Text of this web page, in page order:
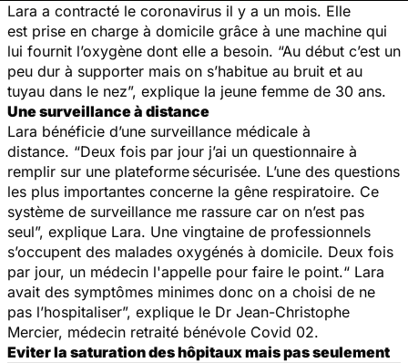
Lara a contracté le coronavirus il y a un mois. Elle
est prise en charge à domicile grâce à une machine qui
lui fournit l’oxygène dont elle a besoin. “Au début c’est un
peu dur à supporter mais on s’habitue au bruit et au
tuyau dans le nez”, explique la jeune femme de 30 ans.
Une surveillance à distance
Lara bénéficie d’une surveillance médicale à
distance. “Deux fois par jour j’ai un questionnaire à
remplir sur une plateforme sécurisée. L’une des questions
les plus importantes concerne la gêne respiratoire. Ce
système de surveillance me rassure car on n’est pas
seul”, explique Lara. Une vingtaine de professionnels
s’occupent des malades oxygénés à domicile. Deux fois
par jour, un médecin l'appelle pour faire le point.“ Lara
avait des symptômes minimes donc on a choisi de ne
pas l’hospitaliser”, explique le Dr Jean-Christophe
Mercier, médecin retraité bénévole Covid 02.
Eviter la saturation des hôpitaux mais pas seulement